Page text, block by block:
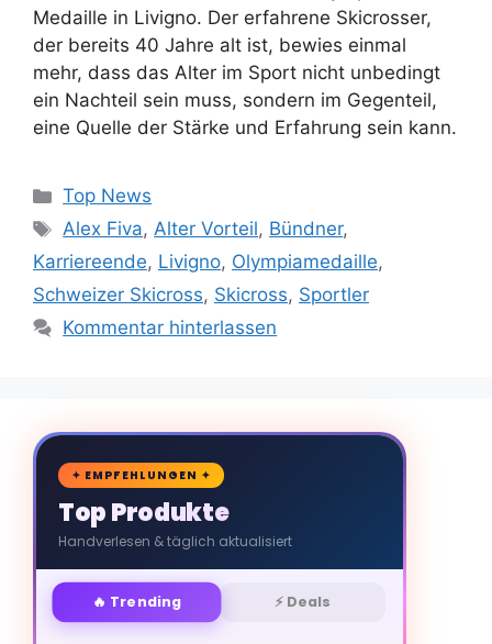
Medaille in Livigno. Der erfahrene Skicrosser,
der bereits 40 Jahre alt ist, bewies einmal
mehr, dass das Alter im Sport nicht unbedingt
ein Nachteil sein muss, sondern im Gegenteil,
eine Quelle der Stärke und Erfahrung sein kann.
Kategorien
Top News
Schlagwörter
Alex Fiva,Alter Vorteil, Bündner,
Karriereende, Livigno, Olympiamedaille,
Schweizer Skicross, Skicross, Sportler
Kommentar hinterlassen
🛒
✦ EMPFEHLUNGEN ✦
Top Produkte
Handverlesen & täglich aktualisiert
🔥 Trending ⚡ Deals